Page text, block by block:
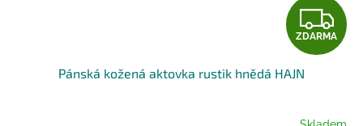
Z
D
ZDARMA
Pánská kožená aktovka rustik hnědá HAJN